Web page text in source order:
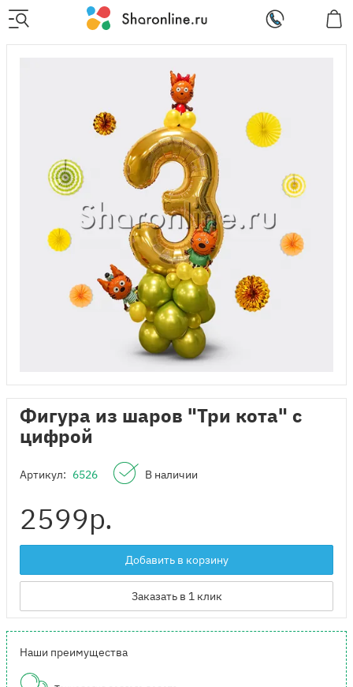
Фигура из шаров "Три кота" с
цифрой
Артикул: 6526 В наличии
2599р.
Добавить в корзину
Заказать в 1 клик
Наши преимущества